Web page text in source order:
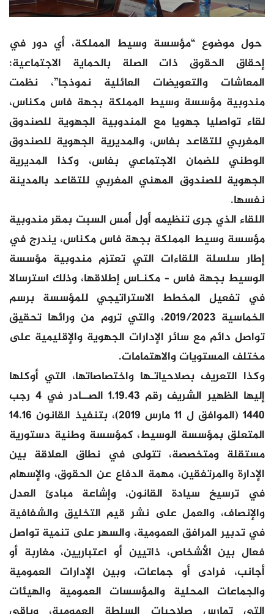
حول موضوع “مؤسسة وسيط المملكة، أي دور في
إحقاق الحقوق ذات الصلة بالحماية الاجتماعية:
المعاشات والتعويضات العائلية نموذجا”، نظمت
مندوبية مؤسسة وسيط المملكة بجهة فاس مكناس،
لقاء تواصليا جهويا مع المندوبية الجهوية للصندوق
المغربي للتقاعد بفاس، والمديرية الجهوية للصندوق
الوطني للضمان الاجتماعي بفاس، وكذا المديرية
الجهوية للصندوق المهني المغربي للتقاعد بالمدينة
نفسها.
اللقاء الذي جرى تنظيمه أول أمس السبت بمقر مندوبية
مؤسسة وسيط المملكة بجهة فاس مكناس، يندرج في
إطار سلسلة اللقاءات التي تعتزم مندوبية مؤسسة
الوسيط بجهة فاس – مكنـاس إطلاقها، وذلك استرسالا
في تفعيل المخطط الاستراتيجي للمؤسسة برسم
الخماسية 2019/2023، والتي تروم من ورائها تحقيق
تواصل دائم مع سائر الإدارات الجهوية والإقليمية على
مختلف المستويات والاهتمامات.
وكذا التعريف بصلاحياتـها واختصاصاتها، التي أوكلها
إليها الظهير الشريف رقم 1.19.43 الصــادر في 4 رجب
1440 (الموافق ل 11 مارس 2019)، بتنفيذ القانون 14.16
المتعلق بمؤسسة الوسيط، كمؤسسة وطنية دستورية
مستقلة ومتخصصة، تتولى في نطاق العلاقة بين
الإدارة والمرتفقين، مهمة الدفاع عن الحقوق، والإسهام
في ترسيخ سيادة القانون، وإشاعة مبادئ العدل
والإنصاف، والعمل على نشر قيم التخليق والشفافية
في تدبير المرافق العمومية، والسهر على تنمية تواصل
فعال بين الأشخاص، ذاتيين أو اعتباريين، مغاربة أو
أجانب، فرادى أو جماعات، وبين الإدارات العمومية
والجماعات المحلية والمؤسسات العمومية والهيئات